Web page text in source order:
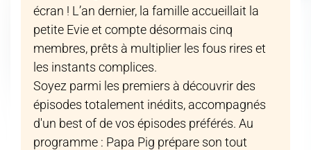
écran ! L’an dernier, la famille accueillait la
petite Evie et compte désormais cinq
membres, prêts à multiplier les fous rires et
les instants complices.
Soyez parmi les premiers à découvrir des
épisodes totalement inédits, accompagnés
d'un best of de vos épisodes préférés. Au
programme : Papa Pig prépare son tout